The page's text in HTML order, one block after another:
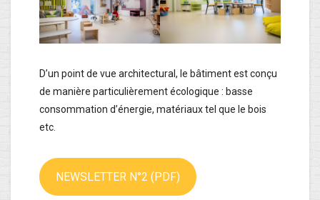
D’un point de vue architectural, le bâtiment est conçu
de manière particulièrement écologique : basse
consommation d’énergie, matériaux tel que le bois
etc.
NEWSLETTER N°2 (PDF)